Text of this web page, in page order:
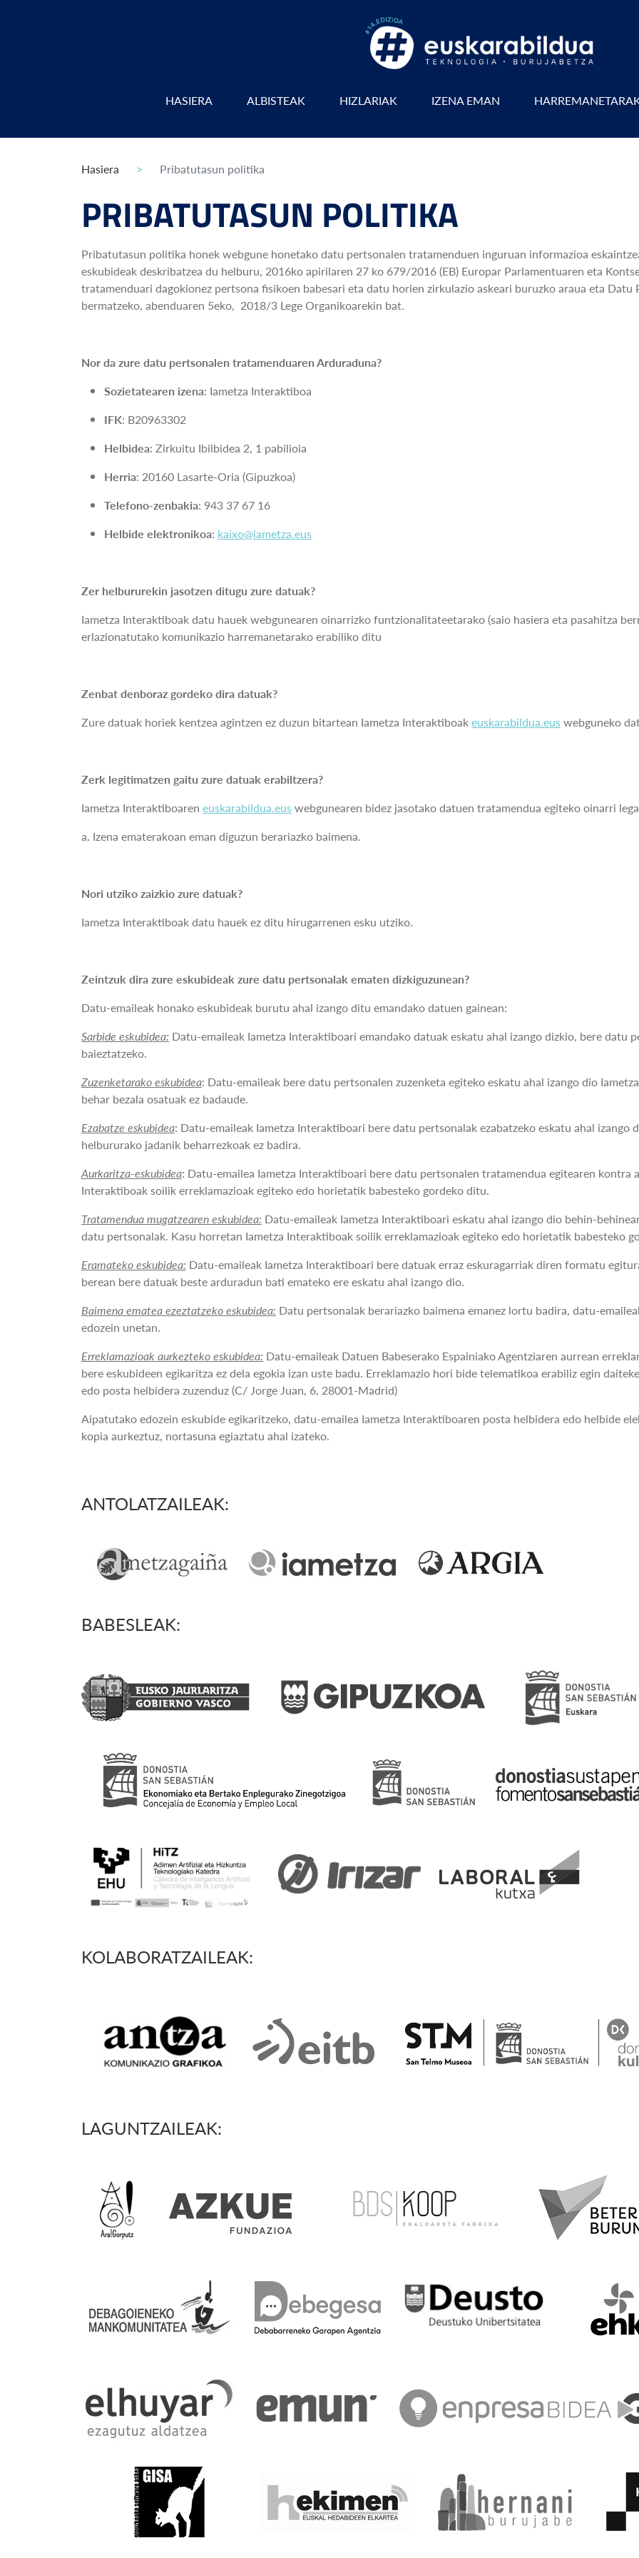
HASIERA ALBISTEAK HIZLARIAK IZENA EMAN
Hasiera Pribatutasun politika
PRIBATUTASUN POLITIKA
Pribatutasun politika honek webgune honetako datu pertsonalen tratamenduen inguruan informazioa
eskubideak deskribatzea du helburu, 2016ko apirilaren 27 ko 679/2016 (EB) Europar Parlamentuaren eta
tratamenduari dagokionez pertsona fisikoen babesari eta datu horien zirkulazio askeari buruzko araua eta
bermatzeko, abenduaren 5eko, 2018/3 Lege Organikoarekin bat.
Nor da zure datu pertsonalen tratamenduaren Arduraduna?
Sozietatearen izena: Iametza Interaktiboa
IFK: B20963302
Helbidea: Zirkuitu Ibilbidea 2, 1 pabilioia
Herria: 20160 Lasarte-Oria (Gipuzkoa)
Telefono-zenbakia: 943 37 67 16
Helbide elektronikoa: kaixo@iametza.eus
Zer helbururekin jasotzen ditugu zure datuak?
Iametza Interaktiboak datu hauek webgunearen oinarrizko funtzionalitateetarako (saio hasiera eta pasahitza
erlazionatutako komunikazio harremanetarako erabiliko ditu
Zenbat denboraz gordeko dira datuak?
Zure datuak horiek kentzea agintzen ez duzun bitartean Iametza Interaktiboakeuskarabildua.euswebguneko
Zerk legitimatzen gaitu zure datuak erabiltzera?
Iametza Interaktiboaren euskarabildua.euswebgunearen bidez jasotako datuen tratamendua egiteko oinarri
a. Izena ematerakoan eman diguzun berariazko baimena.
Nori utziko zaizkio zure datuak?
Iametza Interaktiboak datu hauek ez ditu hirugarrenen esku utziko.
Zeintzuk dira zure eskubideak zure datu pertsonalak ematen dizkiguzunean?
Datu-emaileak honako eskubideak burutu ahal izango ditu emandako datuen gainean:
Sarbide eskubidea: Datu-emaileak Iametza Interaktiboari emandako datuak eskatu ahal izango dizkio, bere datu
baieztatzeko.
Zuzenketarako eskubidea: Datu-emaileak bere datu pertsonalen zuzenketa egiteko eskatu ahal izango dio
behar bezala osatuak ez badaude.
Ezabatze eskubidea: Datu-emaileak Iametza Interaktiboari bere datu pertsonalak ezabatzeko eskatu ahal izango
helbururako jadanik beharrezkoak ez badira.
Aurkaritza-eskubidea: Datu-emailea Iametza Interaktiboari bere datu pertsonalen tratamendua egitearen kontra
Interaktiboak soilik erreklamazioak egiteko edo horietatik babesteko gordeko ditu.
Tratamendua mugatzearen eskubidea: Datu-emaileak Iametza Interaktiboari eskatu ahal izango dio behin-
datu pertsonalak. Kasu horretan Iametza Interaktiboak soilik erreklamazioak egiteko edo horietatik babesteko
Eramateko eskubidea: Datu-emaileak Iametza Interaktiboari bere datuak erraz eskuragarriak diren formatu
berean bere datuak beste arduradun bati emateko ere eskatu ahal izango dio.
Baimena ematea ezeztatzeko eskubidea: Datu pertsonalak berariazko baimena emanez lortu badira, datu-
edozein unetan.
Erreklamazioak aurkezteko eskubidea: Datu-emaileak Datuen Babeserako Espainiako Agentziaren aurrean
bere eskubideen egikaritza ez dela egokia izan uste badu. Erreklamazio hori bide telematikoa erabiliz egin
edo posta helbidera zuzenduz (C/ Jorge Juan, 6, 28001-Madrid)
Aipatutako edozein eskubide egikaritzeko, datu-emailea Iametza Interaktiboaren posta helbidera edo helbide
kopia aurkeztuz, nortasuna egiaztatu ahal izateko.
ANTOLATZAILEAK:
BABESLEAK:
KOLABORATZAILEAK:
LAGUNTZAILEAK: